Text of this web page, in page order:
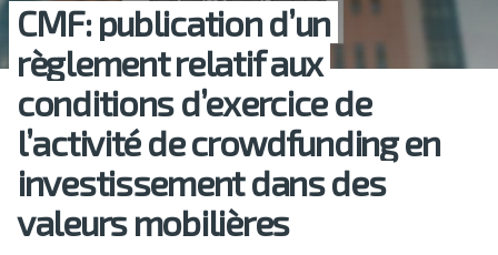
CMF: publication d’un
règlement relatif aux
conditions d’exercice de
l’activité de crowdfunding en
investissement dans des
valeurs mobilières